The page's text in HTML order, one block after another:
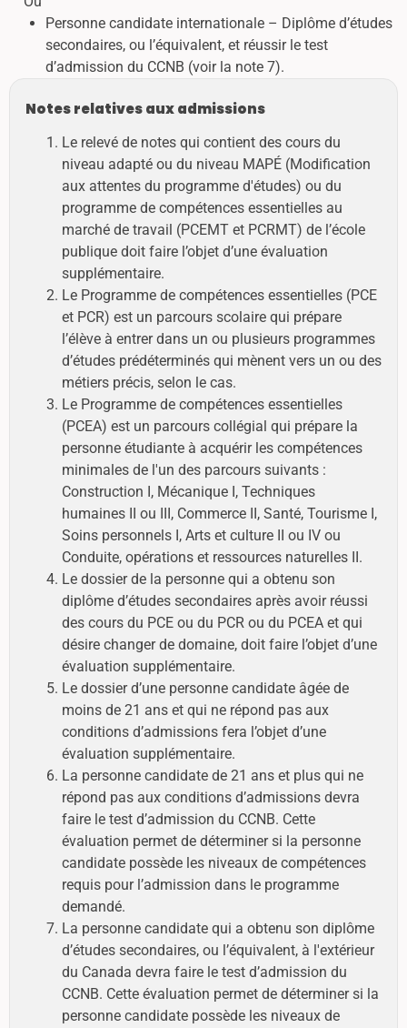
Personne candidate internationale – Diplôme d’études
secondaires, ou l’équivalent, et réussir le test
d’admission du CCNB (voir la note 7).
Notes relatives aux admissions
Le relevé de notes qui contient des cours du
niveau adapté ou du niveau MAPÉ (Modification
aux attentes du programme d'études) ou du
programme de compétences essentielles au
marché de travail (PCEMT et PCRMT) de l’école
publique doit faire l’objet d’une évaluation
supplémentaire.
Le Programme de compétences essentielles (PCE
et PCR) est un parcours scolaire qui prépare
l’élève à entrer dans un ou plusieurs programmes
d’études prédéterminés qui mènent vers un ou des
métiers précis, selon le cas.
Le Programme de compétences essentielles
(PCEA) est un parcours collégial qui prépare la
personne étudiante à acquérir les compétences
minimales de l'un des parcours suivants :
Construction I, Mécanique I, Techniques
humaines II ou III, Commerce II, Santé, Tourisme I,
Soins personnels I, Arts et culture II ou IV ou
Conduite, opérations et ressources naturelles II.
Le dossier de la personne qui a obtenu son
diplôme d’études secondaires après avoir réussi
des cours du PCE ou du PCR ou du PCEA et qui
désire changer de domaine, doit faire l’objet d’une
évaluation supplémentaire.
Le dossier d’une personne candidate âgée de
moins de 21 ans et qui ne répond pas aux
conditions d’admissions fera l’objet d’une
évaluation supplémentaire.
La personne candidate de 21 ans et plus qui ne
répond pas aux conditions d’admissions devra
faire le test d’admission du CCNB. Cette
évaluation permet de déterminer si la personne
candidate possède les niveaux de compétences
requis pour l’admission dans le programme
demandé.
La personne candidate qui a obtenu son diplôme
d’études secondaires, ou l’équivalent, à l'extérieur
du Canada devra faire le test d’admission du
CCNB. Cette évaluation permet de déterminer si la
personne candidate possède les niveaux de